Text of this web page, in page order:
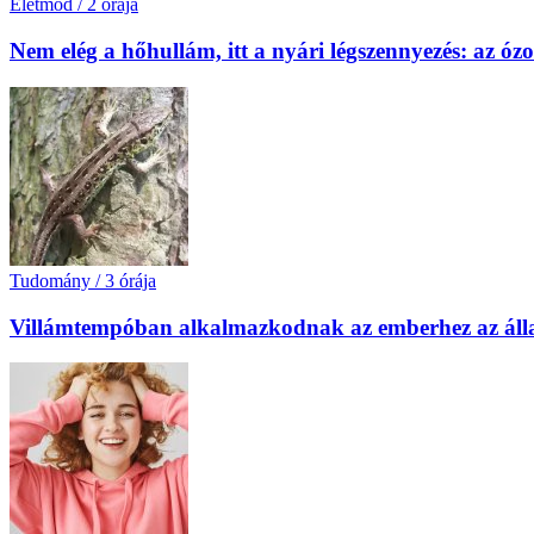
Életmód / 2 órája
Nem elég a hőhullám, itt a nyári légszennyezés: az
Tudomány / 3 órája
Villámtempóban alkalmazkodnak az emberhez az